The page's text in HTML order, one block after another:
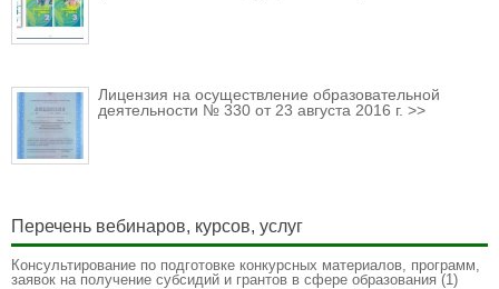
Лицензия на осуществление образовательной
деятельности № 330 от 23 августа 2016 г. >>
Перечень вебинаров, курсов, услуг
Консультирование по подготовке конкурсных материалов, программ,
заявок на получение субсидий и грантов в сфере образования (1)